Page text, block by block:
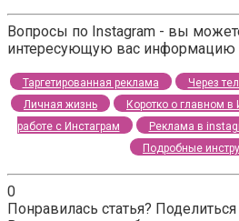
Вопросы по Instagram - вы
интересующую вас информацию
Таргетированная реклама Через
Личная жизнь
Коротко о главном в
работе с Инстаграм
Реклама в
Подробные
0
Понравилась статья?